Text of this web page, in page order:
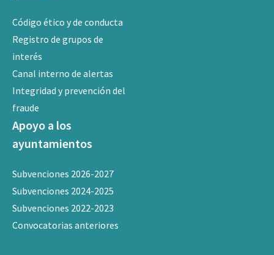
Código ético y de conducta
Registro de grupos de
interés
Canal interno de alertas
Integridad y prevención del
fraude
Apoyo a los
ayuntamientos
Subvenciones 2026-2027
Subvenciones 2024-2025
Subvenciones 2022-2023
Convocatorias anteriores